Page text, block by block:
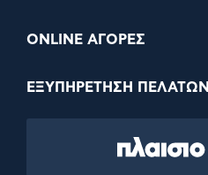
ONLINE ΑΓΟΡΕΣ
ΕΞΥΠΗΡΕΤΗΣΗ ΠΕΛΑΤΩΝ